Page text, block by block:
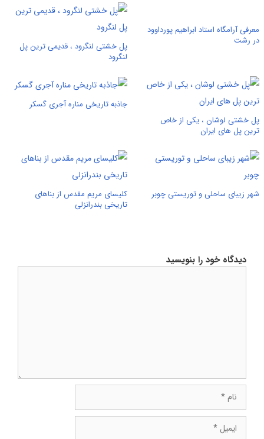
معرفی آرامگاه استاد ابراهیم پورداوود
در رشت
پل خشتی لنگرود ، قدیمی ترین پل
لنگرود
پل خشتی لوشان ، یکی از خاص
ترین پل های ایران
جاذبه تاریخی مناره آجری گسکر
شهر زیبای ساحلی و توریستی چوبر
کلیسای مریم مقدس از بناهای
تاریخی بندرانزلی
دیدگاه خود را بنویسید
ایمیل